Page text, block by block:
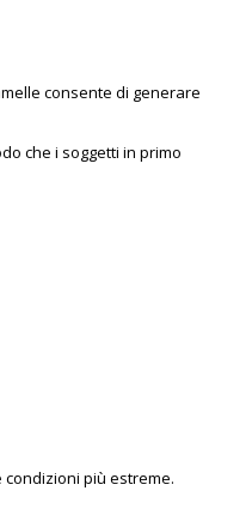
consente di generare
che i soggetti in primo
più estreme.